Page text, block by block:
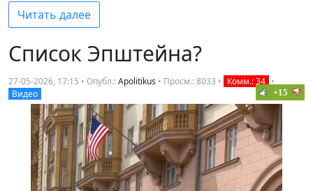
Читать далее
Список Эпштейна?
27-05-2026, 17:15 • Опубл.:Apolitikus • Просм.: 8033 • Комм.: 34 •
Видео
+15